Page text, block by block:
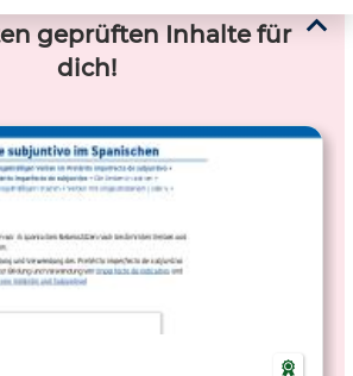
geprüften Inhalte für
dich!